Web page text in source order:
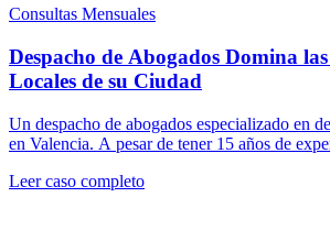
Consultas Mensuales
Despacho de Abogados Domina
Locales de su Ciudad
Un despacho de abogados especializado en
en Valencia. A pesar de tener 15 años de
Leer caso completo